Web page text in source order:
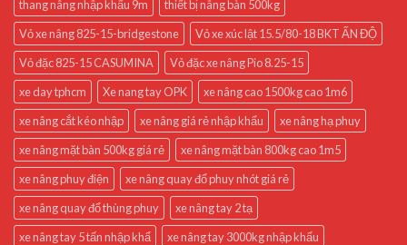
thang nâng nhập khẩu 9m
thiết bị nâng bàn 500kg
Vỏ xe nâng 825-15-bridgestone
Vỏ xe xúc lật 15.5/80-18 BKT ẤN ĐỘ
Vỏ đặc 825-15 CASUMINA
Vỏ đặc xe nâng Pio 8.25-15
xe day tphcm
Xe nang tay OPK
xe nâng cao 1500kg cao 1m6
xe nâng cắt kéo nhập
xe nâng giá rẻ nhập khẩu
xe nâng hạ phuy
xe nâng mặt bàn 500kg giá rẻ
xe nâng mặt bàn 800kg cao 1m5
xe nâng phuy điện
xe nâng quay đổ phuy nhót giá rẻ
xe nâng quay đổ thùng phuy
xe nâng tay 2 tạ
xe nâng tay 5 tấn nhập khẩ
xe nâng tay 3000kg nhập khẩu